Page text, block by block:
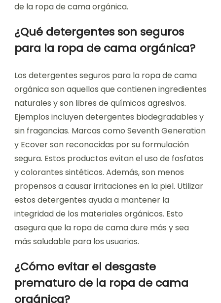
de la ropa de cama orgánica.
¿Qué detergentes son seguros
para la ropa de cama orgánica?
Los detergentes seguros para la ropa de cama
orgánica son aquellos que contienen ingredientes
naturales y son libres de químicos agresivos.
Ejemplos incluyen detergentes biodegradables y
sin fragancias. Marcas como Seventh Generation
y Ecover son reconocidas por su formulación
segura. Estos productos evitan el uso de fosfatos
y colorantes sintéticos. Además, son menos
propensos a causar irritaciones en la piel. Utilizar
estos detergentes ayuda a mantener la
integridad de los materiales orgánicos. Esto
asegura que la ropa de cama dure más y sea
más saludable para los usuarios.
¿Cómo evitar el desgaste
prematuro de la ropa de cama
orgánica?